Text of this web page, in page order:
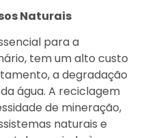
Naturais
para a
tem um alto custo
a degradação
água. A reciclagem
de mineração,
naturais e